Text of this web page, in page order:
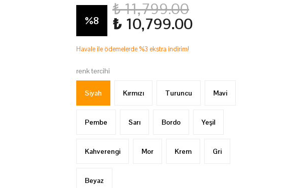
%8
₺ 11,799.00
₺ 10,799.00
Havale ile ödemelerde %3 ekstra indirim!
renk tercihi
Siyah Kırmızı Turuncu Mavi
Pembe Sarı Bordo Yeşil
Kahverengi Mor Krem Gri
Beyaz